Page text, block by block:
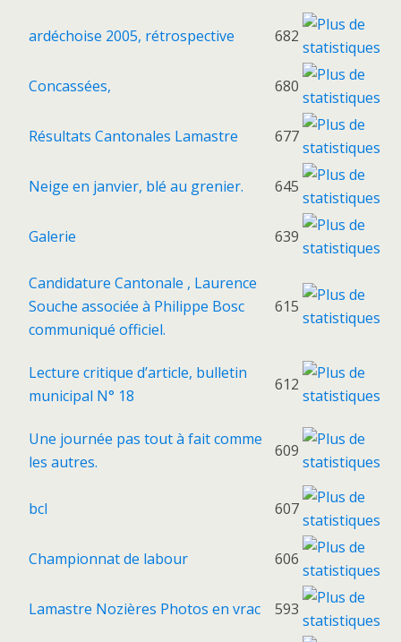
ardéchoise 2005, rétrospective 682
Concassées, 680
Résultats Cantonales Lamastre 677
Neige en janvier, blé au grenier. 645
Galerie 639
Candidature Cantonale , Laurence
Souche associée à Philippe Bosc
communiqué officiel.
615
Lecture critique d’article, bulletin
municipal N° 18
612
Une journée pas tout à fait comme
les autres.
609
bcl 607
Championnat de labour 606
Lamastre Nozières Photos en vrac 593